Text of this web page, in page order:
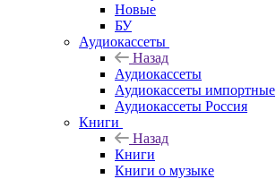
Новые
БУ
Аудиокассеты
Назад
Аудиокассеты
Аудиокассеты импортные
Аудиокассеты Россия
Книги
Назад
Книги
Книги о музыке